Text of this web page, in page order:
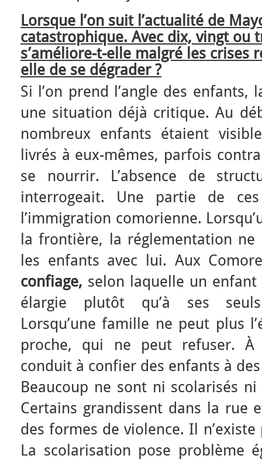
Lorsque l’on suit l’actualité de
catastrophique. Avec dix, vingt ou
s’améliore-t-elle malgré les crises
elle de se dégrader ?
Si l’on prend l’angle des
une situation déjà critique. Au
nombreux enfants étaient
livrés à eux-mêmes, parfois
se nourrir. L’absence de
interrogeait. Une partie de
l’immigration comorienne.
la frontière, la réglementation
les enfants avec lui. Aux
confiage, selon laquelle un
élargie plutôt qu’à ses
Lorsqu’une famille ne peut plus
proche, qui ne peut refuser. À
conduit à confier des enfants à
Beaucoup ne sont ni scolarisés
Certains grandissent dans la rue
des formes de violence. Il n’existe
La scolarisation pose problème